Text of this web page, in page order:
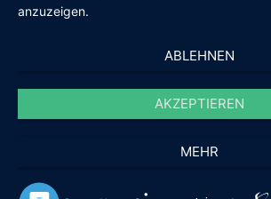
anzuzeigen.
ABLEHNEN
AKZEPTIEREN
MEHR